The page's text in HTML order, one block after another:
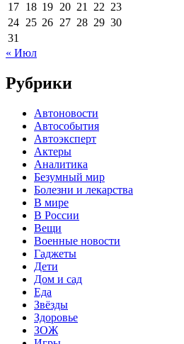
17 18 19 20 21 22 23
24 25 26 27 28 29 30
31
« Июл
Рубрики
Автоновости
Автособытия
Автоэксперт
Актеры
Аналитика
Безумный мир
Болезни и лекарства
В мире
В России
Вещи
Военные новости
Гаджеты
Дети
Дом и сад
Еда
Звёзды
Здоровье
ЗОЖ